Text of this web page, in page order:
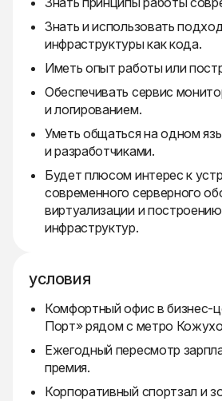
Знать и использовать
инфраструктуры как кода.
Иметь опыт работы или
Обеспечивать сервис
и логированием.
Уметь общаться на одном
и разработчиками.
Будет плюсом интерес к
современного серверного
виртуализации и
инфраструктур.
условия
Комфортный офис в
Порт» рядом с метро
Ежегодный пересмотр
премия.
Корпоративный спортзал и